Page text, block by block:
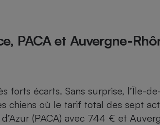
PACA et Auvergne-
forts écarts. Sans surprise, l’Île-
chiens où le tarif total des sept
(PACA) avec 744 € et
Plaque de cuisson à
induction
Four
Téléphone mobile -
Smartphone
Appareil